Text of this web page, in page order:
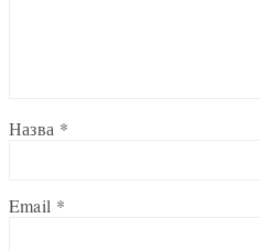
Назва *
Email *